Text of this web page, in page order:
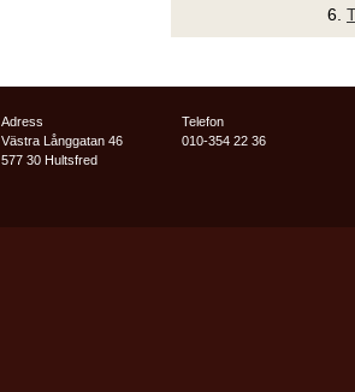
6.
Adress
Västra Långgatan 46
577 30 Hultsfred
Telefon
010-354 22 36